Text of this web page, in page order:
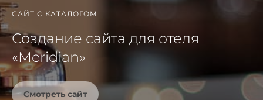
САЙТ С КАТАЛОГОМ
Создание сайта для отеля
«Meridian»
Смотреть сайт